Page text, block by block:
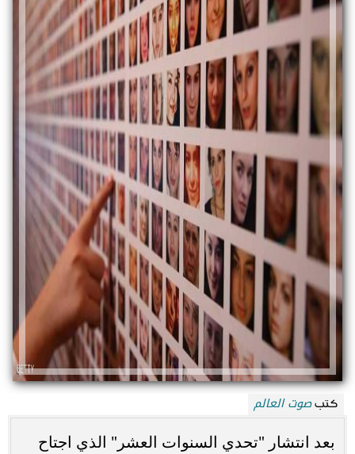
كتبصوت العالم
بعد انتشار "تحدي السنوات العشر" الذي اجتاح